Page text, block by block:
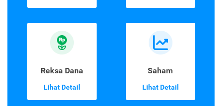
Reksa Dana
Lihat Detail
Saham
Lihat Detail